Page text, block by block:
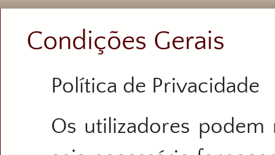
Condições Gerais
Política de Privacidade
Os utilizadores